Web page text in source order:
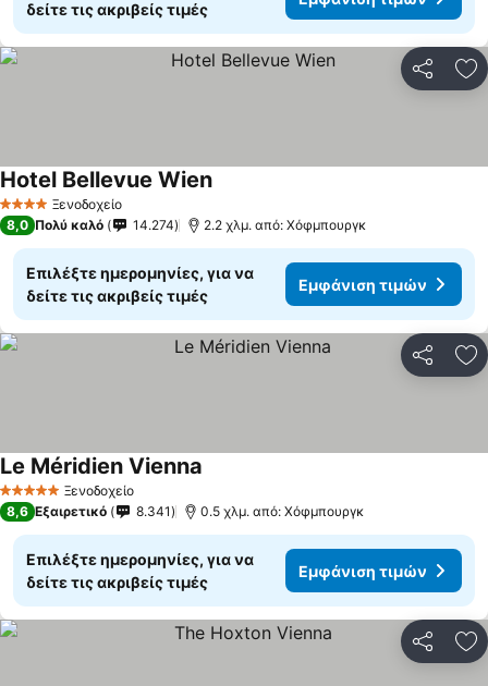
δείτε τις ακριβείς τιμές
4 ΑστέριαΞενοδοχείο
Hotel Bellevue Wien
8,0 Πολύ καλό 14.274 2.2 χλμ. από: Χόφμπουργκ
Επιλέξτε ημερομηνίες, για να
δείτε τις ακριβείς τιμές
Εμφάνιση τιμών
5 Αστέρια Ξενοδοχείο
Le Méridien Vienna
8,6 Εξαιρετικό 8.341 0.5 χλμ. από: Χόφμπουργκ
Επιλέξτε ημερομηνίες, για να
δείτε τις ακριβείς τιμές
Εμφάνιση τιμών